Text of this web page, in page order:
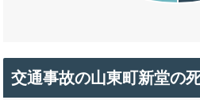
交通事故の山東町新堂の